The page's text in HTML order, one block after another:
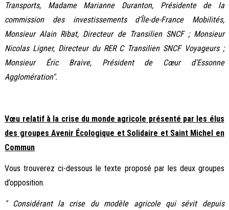
Transports, Madame Marianne Duranton, Présidente de la
commission des investissements d’Île-de-France Mobilités,
Monsieur Alain Ribat, Directeur de Transilien SNCF ; Monsieur
Nicolas Ligner, Directeur du RER C Transilien SNCF Voyageurs ;
Monsieur Éric Braive, Président de Cœur d’Essonne
Agglomération".
Vœu relatif à la crise du monde agricole présenté par les élus
des groupes Avenir Écologique et Solidaire et Saint Michel en
Commun
Vous trouverez ci-dessous le texte proposé par les deux groupes
d’opposition.
" Considérant la crise du modèle agricole qui sévit depuis